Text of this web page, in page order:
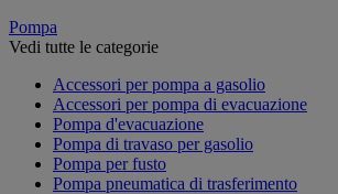
Pompa
Vedi tutte le categorie
Accessori per pompa a gasolio
Accessori per pompa di evacuazione
Pompa d'evacuazione
Pompa di travaso per gasolio
Pompa per fusto
Pompa pneumatica di trasferimento